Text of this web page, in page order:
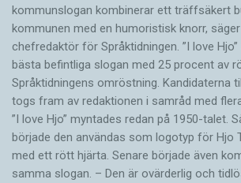
kommunslogan kombinerar ett träffsäkert
kommunen med en humoristisk knorr,
chefredaktör för Språktidningen. ”I love
bästa befintliga slogan med 25 procent av
Språktidningens omröstning. Kandidaterna
togs fram av redaktionen i samråd med
”I love Hjo” myntades redan på 1950-talet.
började den användas som logotyp för Hjo
med ett rött hjärta. Senare började även
samma slogan. – Den är ovärderlig och